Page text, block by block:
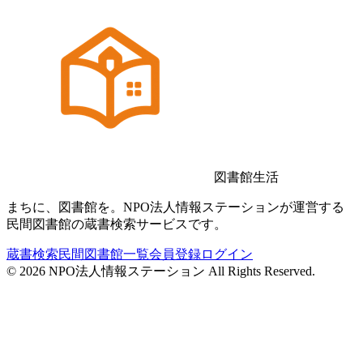
図書館生活
まちに、図書館を。NPO法人情報ステーションが運営する
民間図書館の蔵書検索サービスです。
蔵書検索民間図書館一覧会員登録ログイン
© 2026 NPO法人情報ステーション All Rights Reserved.